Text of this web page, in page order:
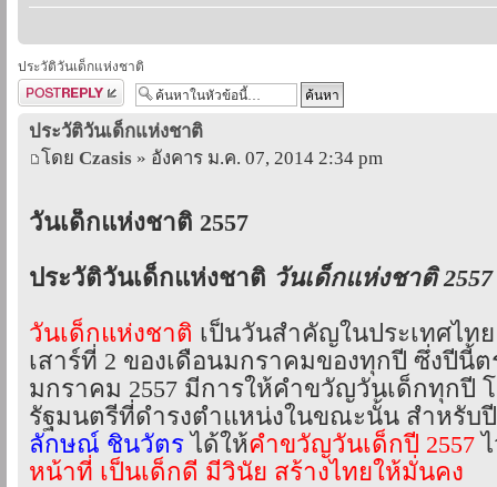
ประวัติวันเด็กแห่งชาติ
ตอบกระทู้
ประวัติวันเด็กแห่งชาติ
โดย Czasis » อังคาร ม.ค. 07, 2014 2:34 pm
วันเด็กแห่งชาติ 2557
ประวัติวันเด็กแห่งชาติ วันเด็กแห่งชาติ 2557
วันเด็กแห่งชาติ เป็นวันสำคัญในประเทศไท
เสาร์ที่ 2 ของเดือนมกราคมของทุกปี ซึ่งปีนี้ต
มกราคม 2557 มีการให้คำขวัญวันเด็กทุกปี
รัฐมนตรีที่ดำรงตำแหน่งในขณะนั้น สำหรับ
ลักษณ์ ชินวัตร ได้ให้คำขวัญวันเด็กปี 2557
หน้าที่ เป็นเด็กดี มีวินัย สร้างไทยให้มั่นคง